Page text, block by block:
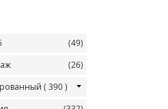
(49)
(26)
( 390 )